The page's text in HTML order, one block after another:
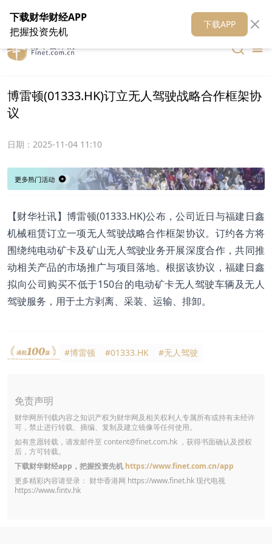
在线客服 关于我们 财华媒体矩阵 财华智库
博雷顿(01333.HK)订立无人驾驶战略合作框架协
议
日期： 2025-11-04 11:10
【财华社讯】博雷顿(01333.HK)公布，公司近日与福建日鑫
机械租赁订立一项无人驾驶战略合作框架协议。订约各方将
围绕纯电动矿卡及矿山无人驾驶业务开展深度合作，共同推
动相关产品的市场推广与项目落地。根据该协议，福建日鑫
拟向公司购买不低于150台的电动矿卡无人驾驶车辆及无人
驾驶服务，用于土方剥离、采装、运输、排卸。
#博雷顿 #01333.HK #无人驾驶
免责声明
财华网所刊载内容之知识产权为财华网及相关权利人专属所有或持有未经许
可，禁止进行转载、摘编、复制及建立镜像等任何使用。
如有意愿转载，请发邮件至 content@finet.com.hk ，获得书面确认及授权
后，方可转载。
下载财华财经app，把握投资先机 https://www.finet.com.cn/app
更多精彩内容请登录： 财华香港网 https://www.finet.hk现代电视
https://www.fintv.hk
下载财华财经APP
把握投资先机
下载APP